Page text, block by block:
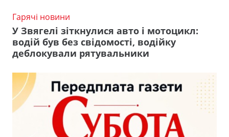
Гарячі новини
У Звягелі зіткнулися авто і мотоцикл:
водій був без свідомості, водійку
деблокували рятувальники